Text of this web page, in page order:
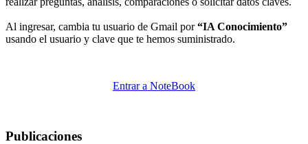
Al ingresar, cambia tu usuario de Gmail por“IA Conocimiento”
usando el usuario y clave que te hemos suministrado.
Entrar a NoteBook
Publicaciones